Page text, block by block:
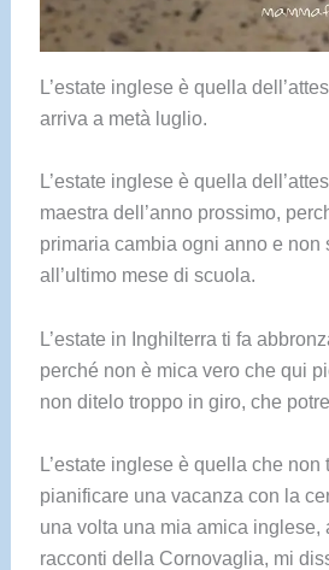
L’estate inglese è quella
arriva a metà luglio.
L’estate inglese è quella
maestra dell’anno prossimo,
primaria cambia ogni anno e non
all’ultimo mese di scuola.
L’estate in Inghilterra ti fa
perché non è mica vero che qui
non ditelo troppo in giro, che
L’estate inglese è quella che non
pianificare una vacanza con la
una volta una mia amica inglese,
racconti della Cornovaglia, mi